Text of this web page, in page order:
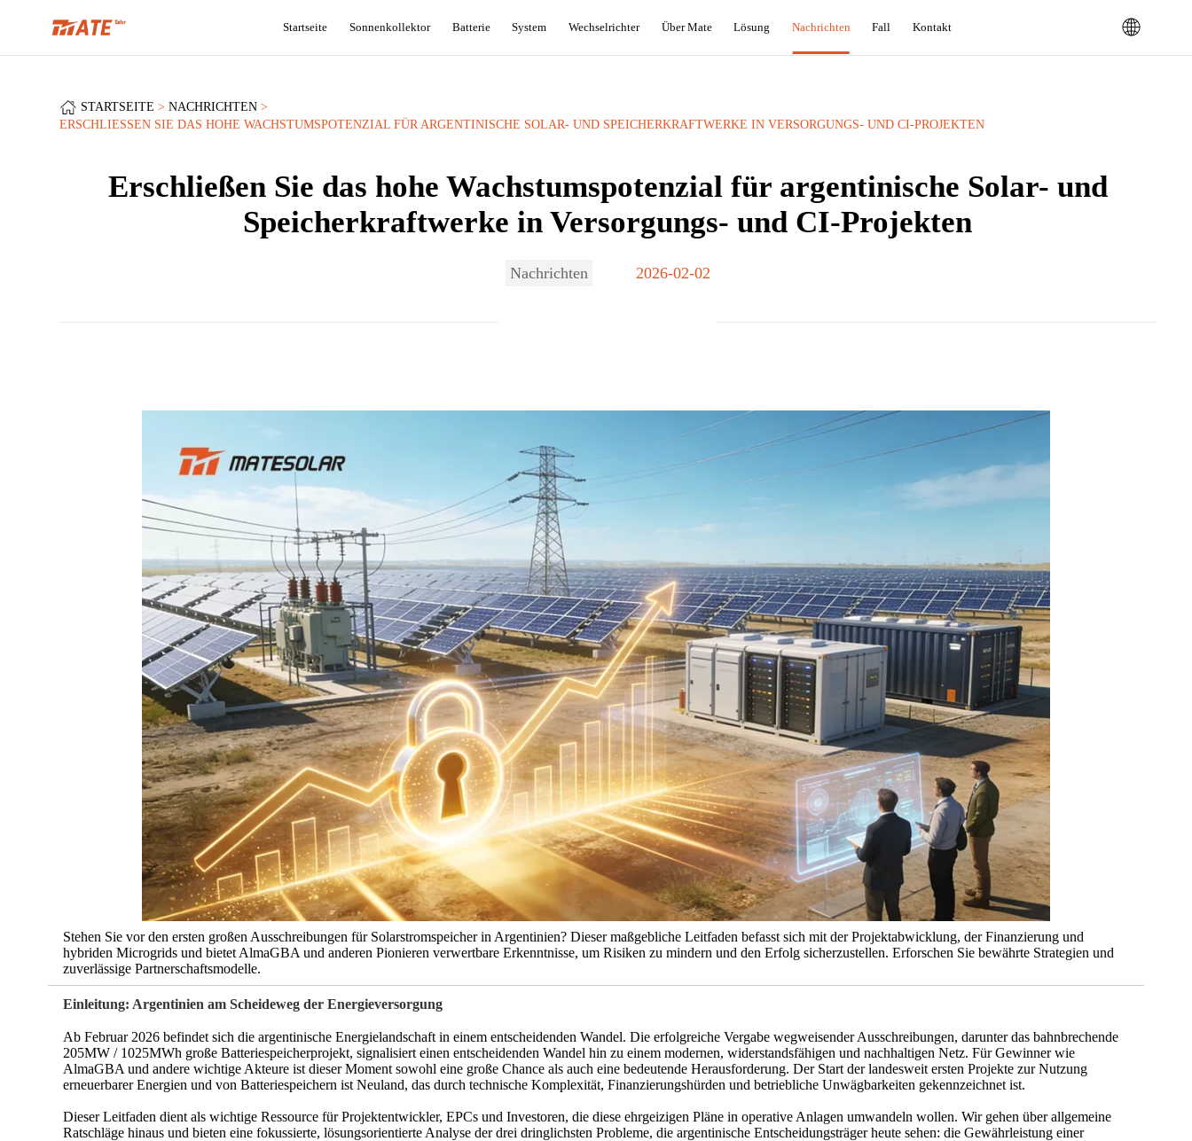
Startseite Sonnenkollektor Batterie System Wechselrichter Über Mate Lösung Nachrichten Fall Kontakt
STARTSEITE
NACHRICHTEN
ERSCHLIESSEN SIE DAS HOHE WACHSTUMSPOTENZIAL FÜR ARGENTINISCHE SOLAR- UND SPEICHERKRAFTWERKE IN VERSORGUNGS- UND CI-PROJEKTEN
Erschließen Sie das hohe Wachstumspotenzial für argentinische Solar- und
Speicherkraftwerke in Versorgungs- und CI-Projekten
Nachrichten 2026-02-02
Stehen Sie vor den ersten großen Ausschreibungen für Solarstromspeicher in Argentinien? Dieser maßgebliche Leitfaden befasst sich mit der Projektabwicklung, der Finanzierung und
hybriden Microgrids und bietet AlmaGBA und anderen Pionieren verwertbare Erkenntnisse, um Risiken zu mindern und den Erfolg sicherzustellen. Erforschen Sie bewährte Strategien und
zuverlässige Partnerschaftsmodelle.
Einleitung: Argentinien am Scheideweg der Energieversorgung
Ab Februar 2026 befindet sich die argentinische Energielandschaft in einem entscheidenden Wandel. Die erfolgreiche Vergabe wegweisender Ausschreibungen, darunter das bahnbrechende
205MW / 1025MWh große Batteriespeicherprojekt, signalisiert einen entscheidenden Wandel hin zu einem modernen, widerstandsfähigen und nachhaltigen Netz. Für Gewinner wie
AlmaGBA und andere wichtige Akteure ist dieser Moment sowohl eine große Chance als auch eine bedeutende Herausforderung. Der Start der landesweit ersten Projekte zur Nutzung
erneuerbarer Energien und von Batteriespeichern ist Neuland, das durch technische Komplexität, Finanzierungshürden und betriebliche Unwägbarkeiten gekennzeichnet ist.
Dieser Leitfaden dient als wichtige Ressource für Projektentwickler, EPCs und Investoren, die diese ehrgeizigen Pläne in operative Anlagen umwandeln wollen. Wir gehen über allgemeine
Ratschläge hinaus und bieten eine fokussierte, lösungsorientierte Analyse der drei dringlichsten Probleme, die argentinische Entscheidungsträger heute sehen: die Gewährleistung einer